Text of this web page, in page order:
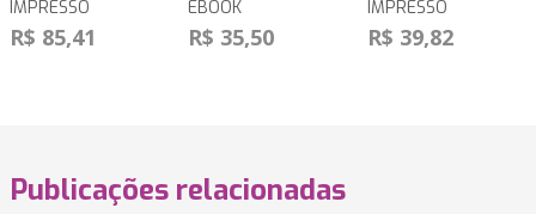
IMPRESSO
R$ 85,41
EBOOK
R$ 35,50
IMPRESSO
R$ 39,82
Publicações relacionadas